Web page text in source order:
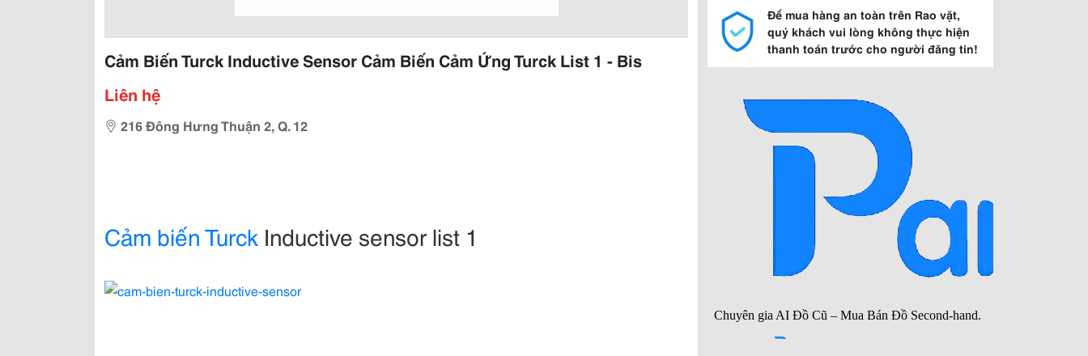
Cảm Biến Turck Inductive Sensor Cảm Biến Cảm Ứng Turck List 1 - Bis
Liên hệ
216 Đông Hưng Thuận 2, Q. 12
Cảm biến Turck Inductive sensor list 1
Để mua hàng an toàn trên Rao vặt,
quý khách vui lòng không thực hiện
thanh toán trước cho người đăng tin!